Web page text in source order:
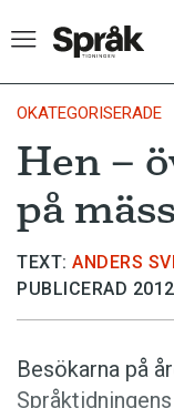
Hem
Artiklar
Krönikor
Språkfrågor
OKATEGORISERADE
Hen –
på
TEXT: ANDERS
PUBLICERAD
Besökarna på